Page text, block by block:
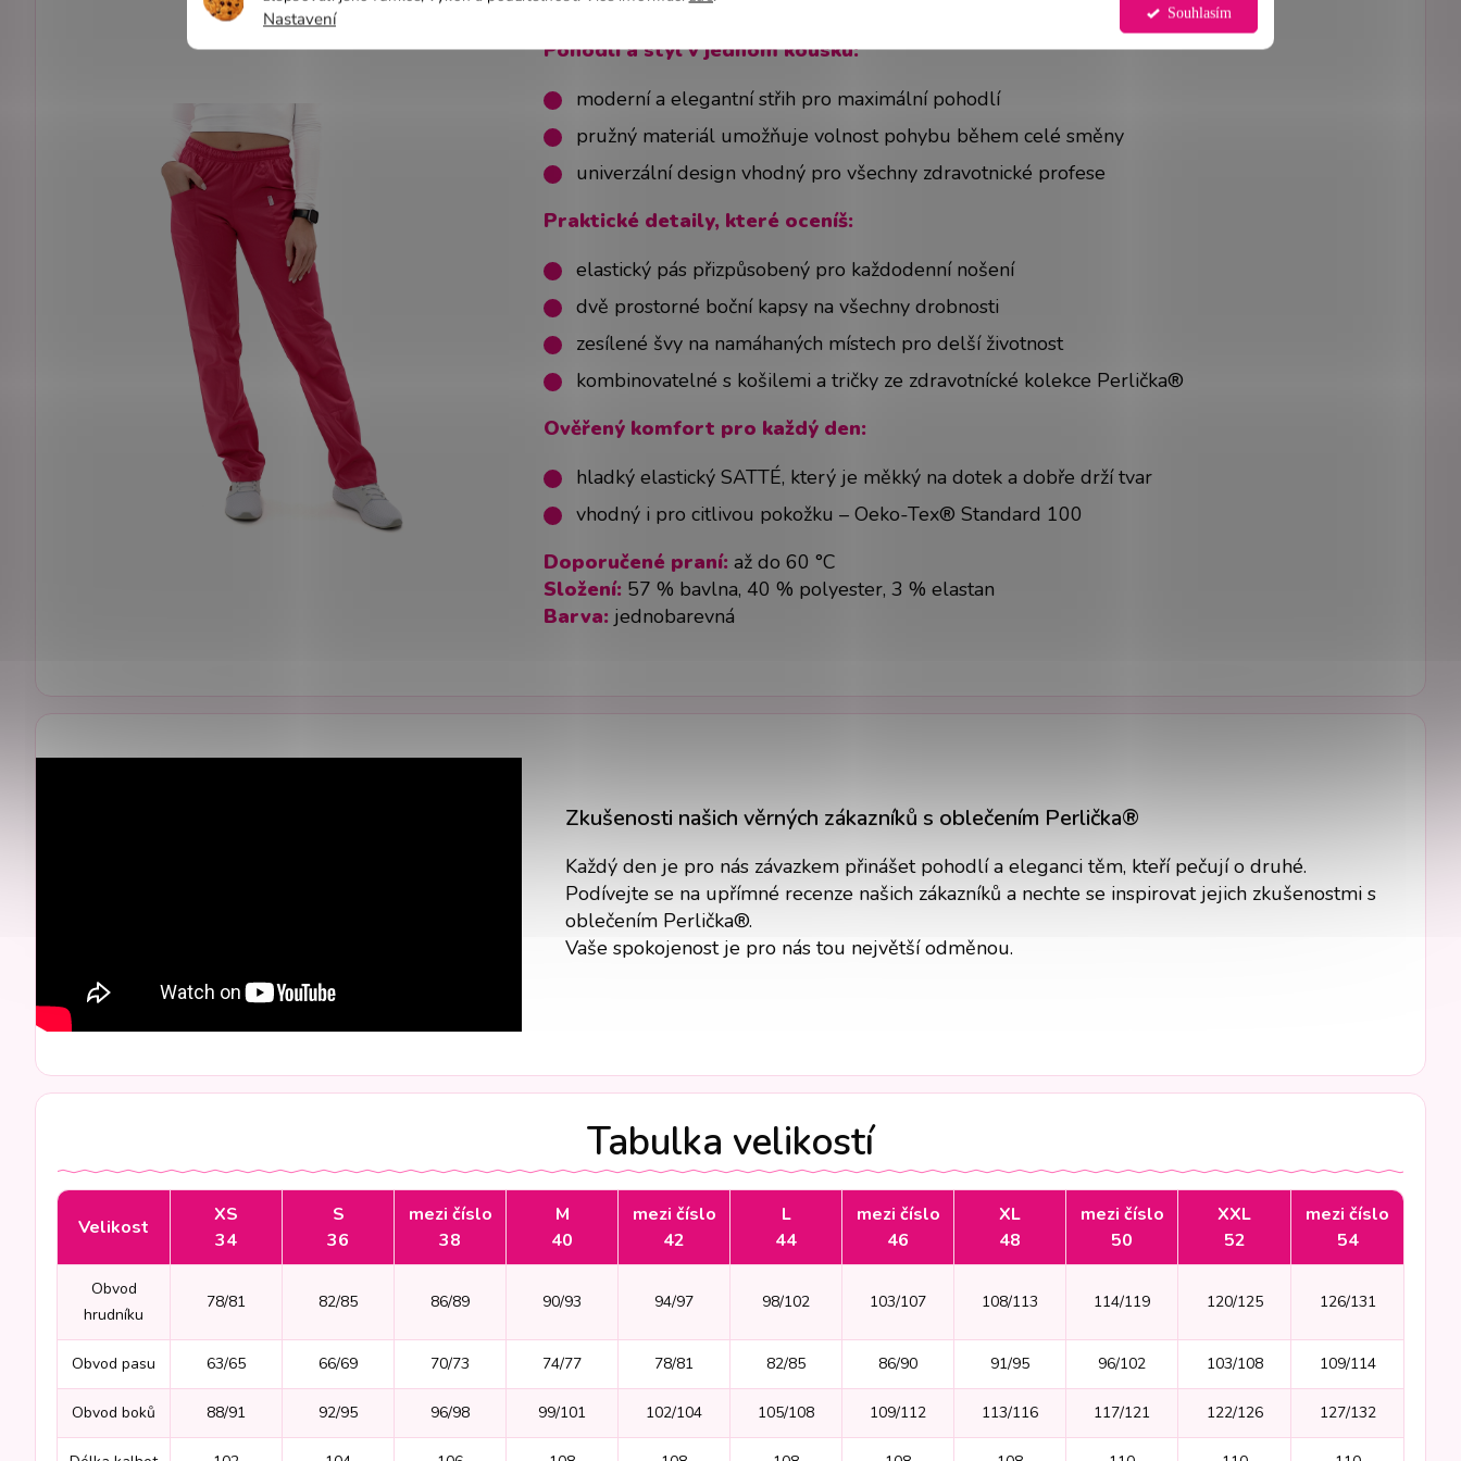
Nastavení Souhlasím
Pohodlí a styl v jednom kousku:
moderní a elegantní střih pro maximální pohodlí
pružný materiál umožňuje volnost pohybu během celé směny
univerzální design vhodný pro všechny zdravotnické profese
Praktické detaily, které oceníš:
elastický pás přizpůsobený pro každodenní nošení
dvě prostorné boční kapsy na všechny drobnosti
zesílené švy na namáhaných místech pro delší životnost
kombinovatelné s košilemi a tričky ze zdravotnícké kolekce Perlička®
Ověřený komfort pro každý den:
hladký elastický SATTÉ, který je měkký na dotek a dobře drží tvar
vhodný i pro citlivou pokožku – Oeko-Tex® Standard 100
Doporučené praní: až do 60 °C
Složení: 57 % bavlna, 40 % polyester, 3 % elastan
Barva: jednobarevná
Zkušenosti našich věrných zákazníků s oblečením Perlička®
Každý den je pro nás závazkem přinášet pohodlí a eleganci těm, kteří pečují o druhé.
Podívejte se na upřímné recenze našich zákazníků a nechte se inspirovat jejich zkušenostmi s
oblečením Perlička®.
Vaše spokojenost je pro nás tou největší odměnou.
Tabulka velikostí
Velikost
XS
34
S
36
mezi číslo
38
M
40
mezi číslo
42
L
44
mezi číslo
46
XL
48
mezi číslo
50
XXL
52
mezi číslo
54
Obvod
hrudníku
78/81 82/85 86/89 90/93 94/97 98/102 103/107 108/113 114/119 120/125 126/131
Obvod pasu 63/65 66/69 70/73 74/77 78/81 82/85 86/90 91/95 96/102 103/108 109/114
Obvod boků 88/91 92/95 96/98 99/101 102/104 105/108 109/112 113/116 117/121 122/126 127/132